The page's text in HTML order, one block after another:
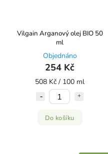
Vilgain Arganový olej BIO 50
ml
Objednáno
254 Kč
508 Kč / 100 ml
Do košíku